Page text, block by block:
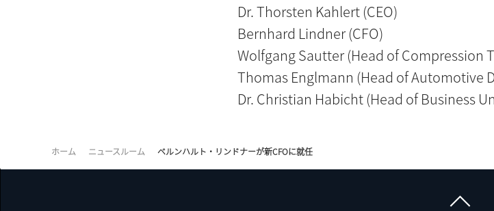
Dr. Thorsten Kahlert (CEO)
Bernhard Lindner (CFO)
Wolfgang Sautter (Head of Compression
Thomas Englmann (Head of Automotive
Dr. Christian Habicht (Head of Business
ホーム ニュースルーム ベルンハルト・リンドナーが新CFOに就任